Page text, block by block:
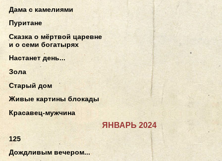
Дама с камелиями
Пуритане
Сказка о мёртвой царевне
и о семи богатырях
Настанет день...
Зола
Старый дом
Живые картины блокады
Красавец-мужчина
ЯНВАРЬ 2024
125
Дождливым вечером...